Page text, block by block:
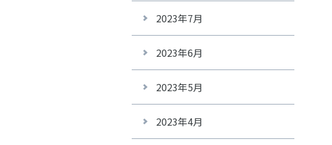
2023年7月
2023年6月
2023年5月
2023年4月